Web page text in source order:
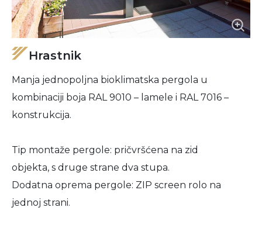
Hrastnik
Manja jednopoljna bioklimatska pergola u
kombinaciji boja RAL 9010 – lamele i RAL 7016 –
konstrukcija.
Tip montaže pergole: pričvršćena na zid
objekta, s druge strane dva stupa.
Dodatna oprema pergole: ZIP screen rolo na
jednoj strani.